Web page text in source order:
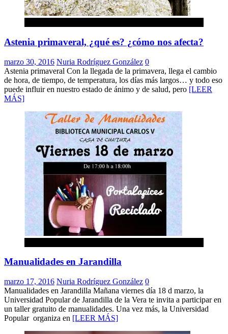
Astenia primaveral, ¿qué es? ¿cómo nos afecta?
marzo 30, 2016 Nuria Rodríguez González 0
Astenia primaveral Con la llegada de la primavera, llega el cambio
de hora, de tiempo, de temperatura, los días más largos… y todo eso
puede influir en nuestro estado de ánimo y de salud, pero [LEER
MÁS]
Manualidades en Jarandilla
marzo 17, 2016 Nuria Rodríguez González 0
Manualidades en Jarandilla Mañana viernes día 18 d marzo, la
Universidad Popular de Jarandilla de la Vera te invita a participar en
un taller gratuito de manualidades. Una vez más, la Universidad
Popular organiza en [LEER MÁS]